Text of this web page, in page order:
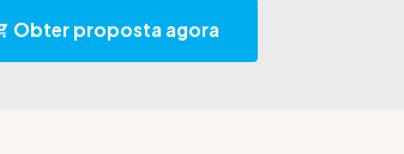
Obter proposta agora